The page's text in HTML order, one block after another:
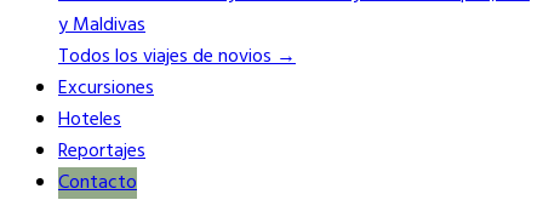
y Maldivas
Todos los viajes de novios →
Excursiones
Hoteles
Reportajes
Contacto